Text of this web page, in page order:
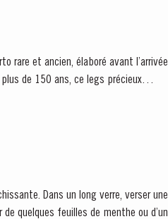
rare et ancien, élaboré avant l’arrivée
de 150 ans, ce legs précieux
Dans un long verre, verser une
quelques feuilles de menthe ou d’un